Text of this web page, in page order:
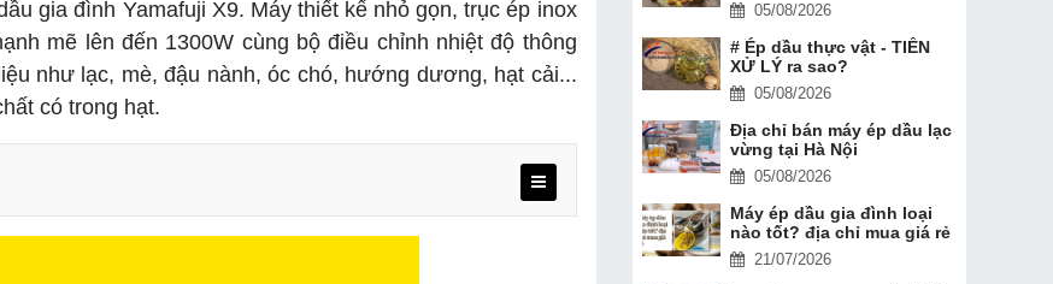
gia đình Yamafuji X9. Máy thiết kế nhỏ gọn, trục ép inox
mẽ lên đến 1300W cùng bộ điều chỉnh nhiệt độ thông
như lạc, mè, đậu nành, óc chó, hướng dương, hạt cải...
có trong hạt.
05/08/2026
# Ép dầu thực vật - TIỀN
XỬ LÝ ra sao?
05/08/2026
Địa chỉ bán máy ép dầu lạc
vừng tại Hà Nội
05/08/2026
Máy ép dầu gia đình loại
nào tốt? địa chỉ mua giá rẻ
21/07/2026